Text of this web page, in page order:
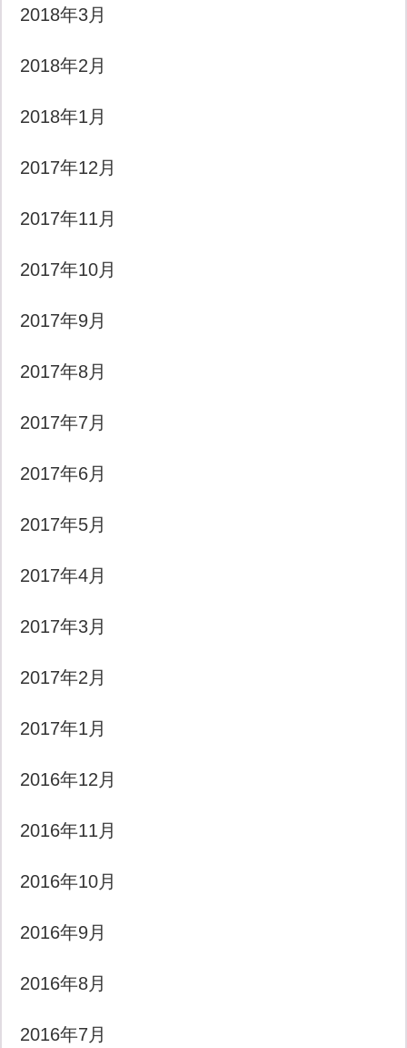
2018年3月
2018年2月
2018年1月
2017年12月
2017年11月
2017年10月
2017年9月
2017年8月
2017年7月
2017年6月
2017年5月
2017年4月
2017年3月
2017年2月
2017年1月
2016年12月
2016年11月
2016年10月
2016年9月
2016年8月
2016年7月